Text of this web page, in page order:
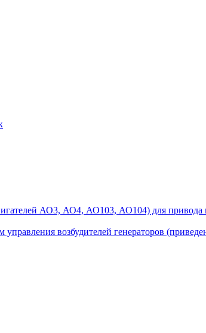
АО3, АО4, АО103, АО104) для привода
управления возбудителей генераторов